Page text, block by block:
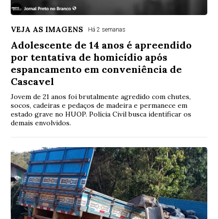
VEJA AS IMAGENS Há 2 semanas
Adolescente de 14 anos é apreendido
por tentativa de homicídio após
espancamento em conveniência de
Cascavel
Jovem de 21 anos foi brutalmente agredido com chutes,
socos, cadeiras e pedaços de madeira e permanece em
estado grave no HUOP. Polícia Civil busca identificar os
demais envolvidos.